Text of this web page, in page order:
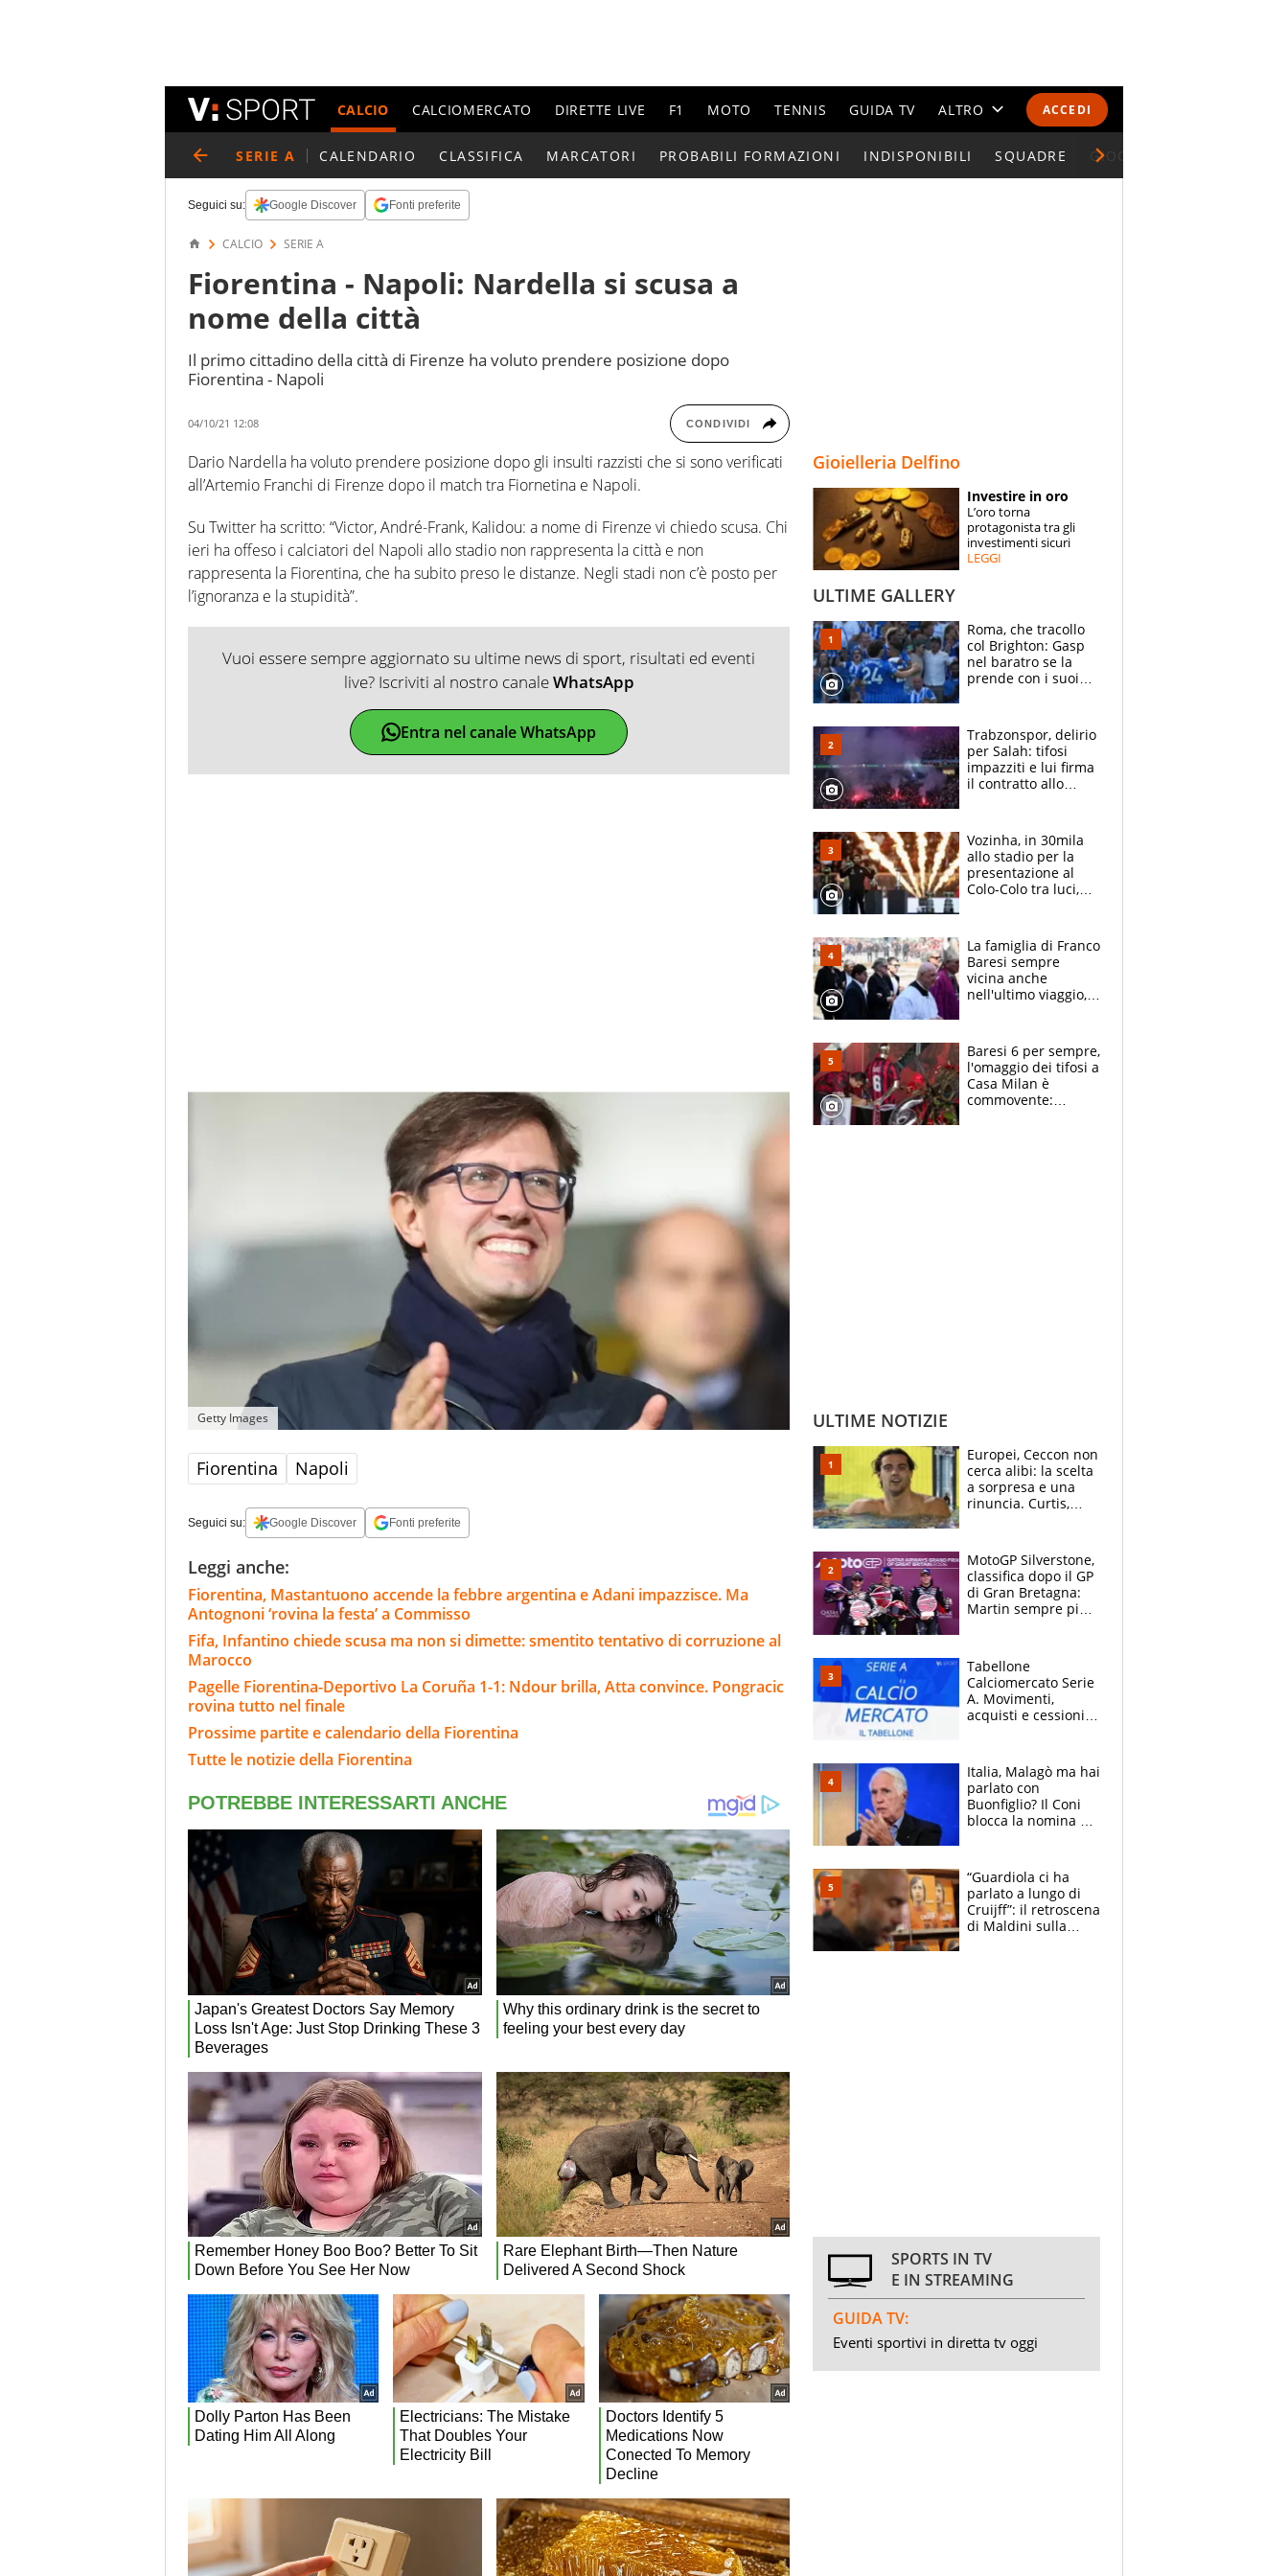
ACCEDI
CALCIO CALCIOMERCATO DIRETTE LIVE F1 MOTO TENNIS GUIDA TV ALTRO
CALENDARI E CLASSIFICHE
ESPERTI
CONTATTI
SERIE A CALENDARIO CLASSIFICA MARCATORI PROBABILI FORMAZIONI INDISPONIBILI SQUADRE GIOCATORI SERIE A
Seguici su: Google Discover Fonti preferite
CALCIO SERIE A
Fiorentina - Napoli: Nardella si scusa a
nome della città
Il primo cittadino della città di Firenze ha voluto prendere posizione dopo
Fiorentina - Napoli
04/10/21 12:08 CONDIVIDI
Dario Nardella ha voluto prendere posizione dopo gli insulti razzisti che si sono verificati
all’Artemio Franchi di Firenze dopo il match tra Fiornetina e Napoli.
Su Twitter ha scritto: “Victor, André-Frank, Kalidou: a nome di Firenze vi chiedo scusa. Chi
ieri ha offeso i calciatori del Napoli allo stadio non rappresenta la città e non
rappresenta la Fiorentina, che ha subito preso le distanze. Negli stadi non c’è posto per
l’ignoranza e la stupidità”.
Vuoi essere sempre aggiornato su ultime news di sport, risultati ed eventi
live? Iscriviti al nostro canaleWhatsApp
Entra nel canale WhatsApp
Getty Images
Fiorentina Napoli
Seguici su: Google Discover Fonti preferite
Leggi anche:
Fiorentina, Mastantuono accende la febbre argentina e Adani impazzisce. Ma
Antognoni ‘rovina la festa’ a Commisso
Fifa, Infantino chiede scusa ma non si dimette: smentito tentativo di corruzione al
Marocco
Pagelle Fiorentina-Deportivo La Coruña 1-1: Ndour brilla, Atta convince. Pongracic
rovina tutto nel finale
Prossime partite e calendario della Fiorentina
Tutte le notizie della Fiorentina
Gioielleria Delfino
Investire in oro
L’oro torna
protagonista tra gli
investimenti sicuri
LEGGI
ULTIME GALLERY
Roma, che tracollo
col Brighton: Gasp
nel baratro se la
prende con i suoi
Trabzonspor, delirio
per Salah: tifosi
impazziti e lui firma
il contratto allo
Vozinha, in 30mila
allo stadio per la
presentazione al
Colo-Colo tra luci,
La famiglia di Franco
Baresi sempre
vicina anche
nell'ultimo viaggio,
circondati
dall'affetto dei tifosi
Baresi 6 per sempre,
l'omaggio dei tifosi a
Casa Milan è
commovente:
ULTIME NOTIZIE
Europei, Ceccon non
cerca alibi: la scelta
a sorpresa e una
rinuncia. Curtis,
c’è”
MotoGP Silverstone,
classifica dopo il GP
di Gran Bretagna:
Martin sempre più
Tabellone
Calciomercato Serie
A. Movimenti,
acquisti e cessioni:
Italia, Malagò ma hai
parlato con
Buonfiglio? Il Coni
blocca la nomina di
“Guardiola ci ha
parlato a lungo di
Cruijff”: il retroscena
di Maldini sulla
SPORTS IN TV
E IN STREAMING
GUIDA TV:
Eventi sportivi in diretta tv oggi